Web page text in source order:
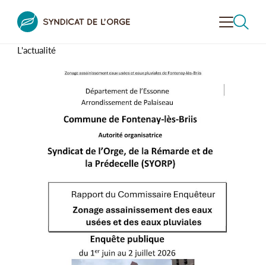
L'ASSAINISSEMENT
INONDATION
DÉCOUVRIRLA VALLÉE
SENSIBILISERÀ L’ENVIRONNEMENT
LE SYNDICATDE L’ORGE
RECHERCHER
L'actualité